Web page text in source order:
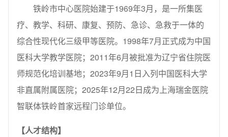
铁岭市中心医院始建于1969年3月，是一所集医
疗、教学、科研、康复、预防、急诊、急救于一体的
综合性现代化三级甲等医院。1998年7月正式成为中国
医科大学教学医院；2011年6月被批准为辽宁省住院医
师规范化培训基地；2023年9月1日入列中国医科大学
非直属附属医院；2025年12月22日成为上海瑞金医院
智联体铁岭首家远程门诊单位。
【人才结构】